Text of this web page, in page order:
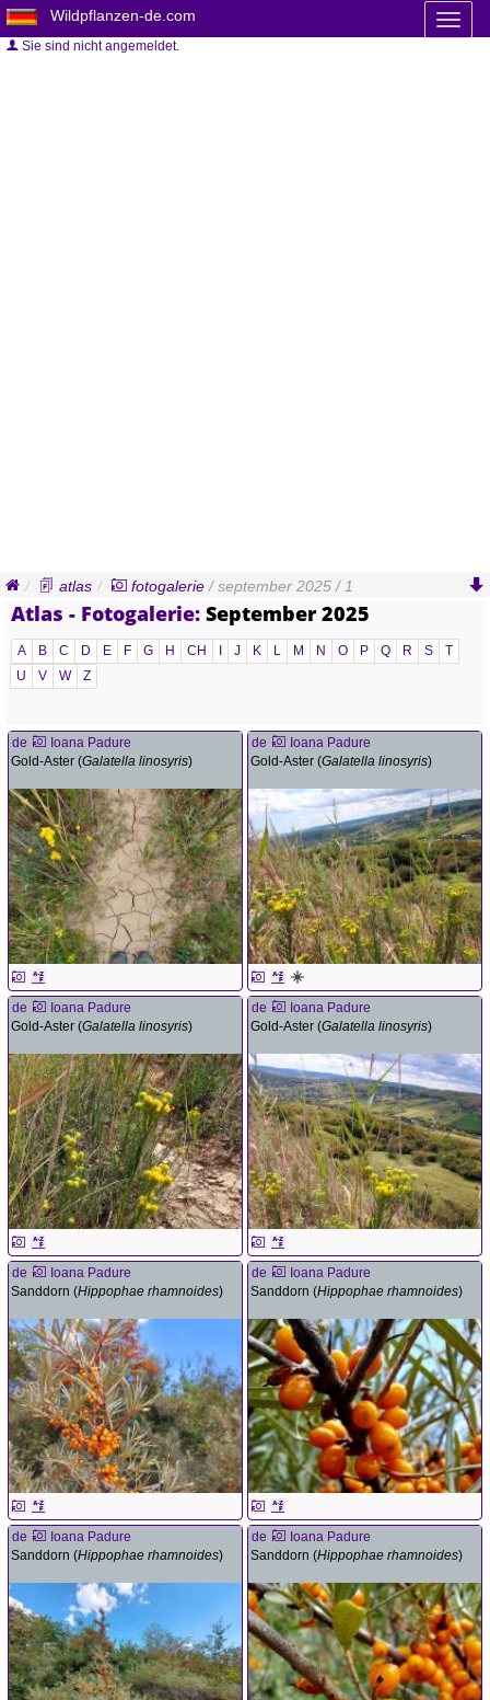
Wildpflanzen-de.com
Sie sind nicht angemeldet.
atlas fotogalerie / september 2025 / 1
Atlas - Fotogalerie: September 2025
A B C D E F G H CH J K L M N O P Q R S
T
U
V W Z
de
Ioana Padure
Gold-Aster (Galatella linosyris)
de
Ioana Padure
Gold-Aster (Galatella linosyris)
de
Ioana Padure
Gold-Aster (Galatella linosyris)
de
Ioana Padure
Gold-Aster (Galatella linosyris)
de
Ioana Padure
Sanddorn (Hippophae rhamnoides)
de
Ioana Padure
Sanddorn (Hippophae rhamnoides)
de
Ioana Padure
Sanddorn (Hippophae rhamnoides)
de
Ioana Padure
Sanddorn (Hippophae rhamnoides)